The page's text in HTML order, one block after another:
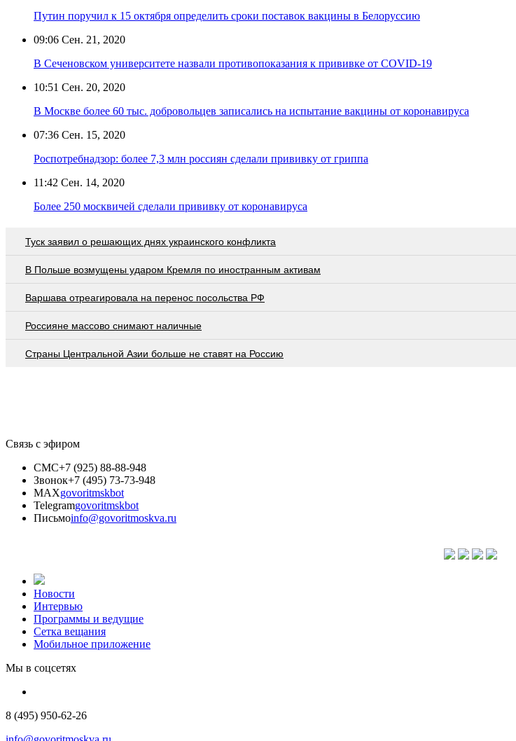
Путин поручил к 15 октября определить сроки поставок вакцины в Белоруссию
09:06 Сен. 21, 2020
В Сеченовском университете назвали противопоказания к прививке от COVID-19
10:51 Сен. 20, 2020
В Москве более 60 тыс. добровольцев записались на испытание вакцины от коронавируса
07:36 Сен. 15, 2020
Роспотребнадзор: более 7,3 млн россиян сделали прививку от гриппа
11:42 Сен. 14, 2020
Более 250 москвичей сделали прививку от коронавируса
Туск заявил о решающих днях украинского конфликта
В Польше возмущены ударом Кремля по иностранным активам
Варшава отреагировала на перенос посольства РФ
Россияне массово снимают наличные
Страны Центральной Азии больше не ставят на Россию
Связь с эфиром
СМС+7 (925) 88-88-948
Звонок+7 (495) 73-73-948
MAXgovoritmskbot
Telegramgovoritmskbot
Письмоinfo@govoritmoskva.ru
Новости
Интервью
Программы и ведущие
Сетка вещания
Мобильное приложение
Мы в соцсетях
8 (495) 950-62-26